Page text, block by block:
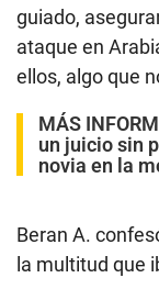
guiado,
ataque en
ellos, algo que
MÁS
un juicio sin
novia en la
Beran A.
la multitud que